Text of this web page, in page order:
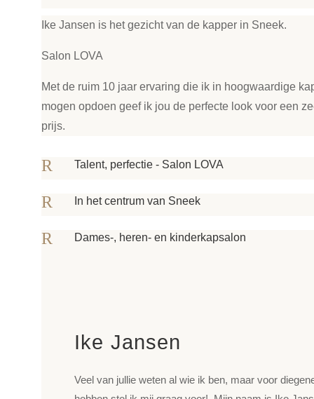
Ike Jansen is het gezicht van de kapper in Sneek.
Salon LOVA
Met de ruim 10 jaar ervaring die ik in hoogwaardige
mogen opdoen geef ik jou de perfecte look voor een
prijs.
R Talent, perfectie - Salon LOVA
R In het centrum van Sneek
R Dames-, heren- en kinderkapsalon
Ike Jansen
Veel van jullie weten al wie ik ben, maar voor